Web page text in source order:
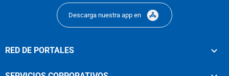
Descarga nuestra app en
RED DE PORTALES